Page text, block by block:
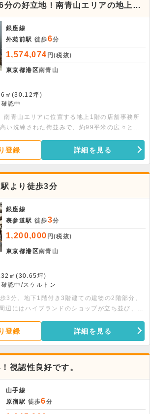
分の好立地！南青山エリアの地上1
所
銀座線
外苑前駅 徒歩6分
1,574,074 円(税抜)
東京都港区南青山
㎡(30.12坪)
認中
南青山エリアに位置する地上1階の店舗事務所
い洗練された街並みで、約99平米の広々とし
わせください。
登録 詳細を見る
より徒歩3分
銀座線
表参道駅 徒歩3分
1,200,000 円(税抜)
東京都港区南青山
㎡(30.65坪)
認中/スケルトン
3分。地下1階付き3階建ての建物の2階部分、
辺にはハイブランドのショップが立ち並び、買
登録 詳細を見る
視認性良好です。
山手線
原宿駅 徒歩6分